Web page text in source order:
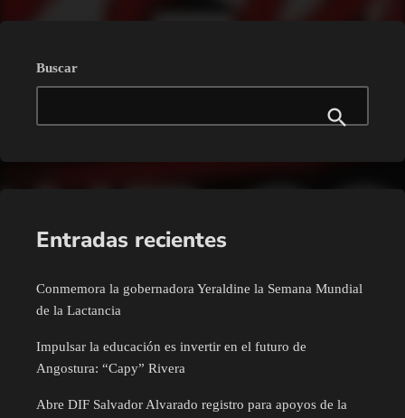
Buscar
Entradas recientes
Conmemora la gobernadora Yeraldine la Semana Mundial
de la Lactancia
Impulsar la educación es invertir en el futuro de
Angostura: “Capy” Rivera
Abre DIF Salvador Alvarado registro para apoyos de la